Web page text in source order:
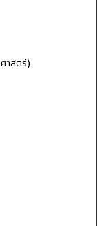
าสตร์)